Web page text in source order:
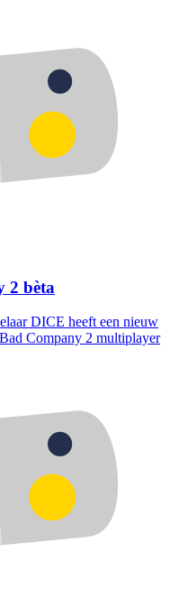
2 bèta
DICE heeft een nieuw
Company 2 multiplayer